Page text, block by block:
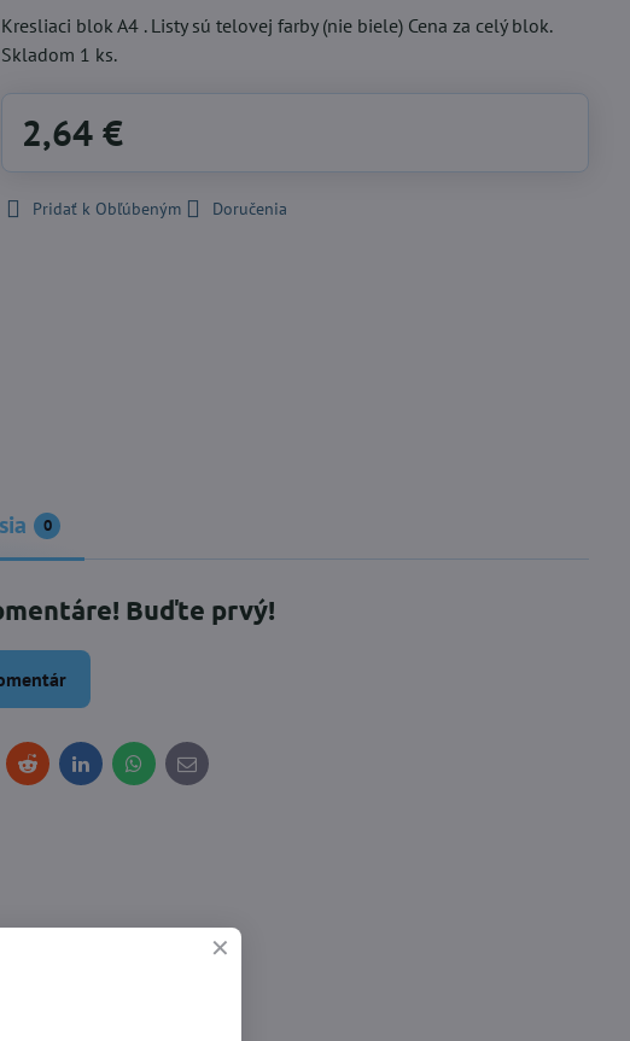
Kresliaci blok A4 . Listy sú telovej farby (nie biele) Cena za celý blok.
Skladom 1 ks.
2,64 €
Pridať k Obľúbeným Doručenia
0
Buďte prvý!
RedditLinkedInWhatsApp
E-
mail